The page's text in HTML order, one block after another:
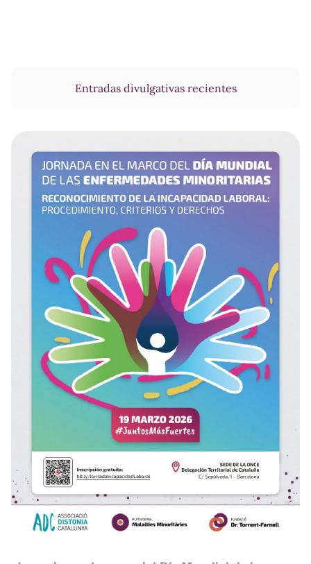
Entradas divulgativas recientes